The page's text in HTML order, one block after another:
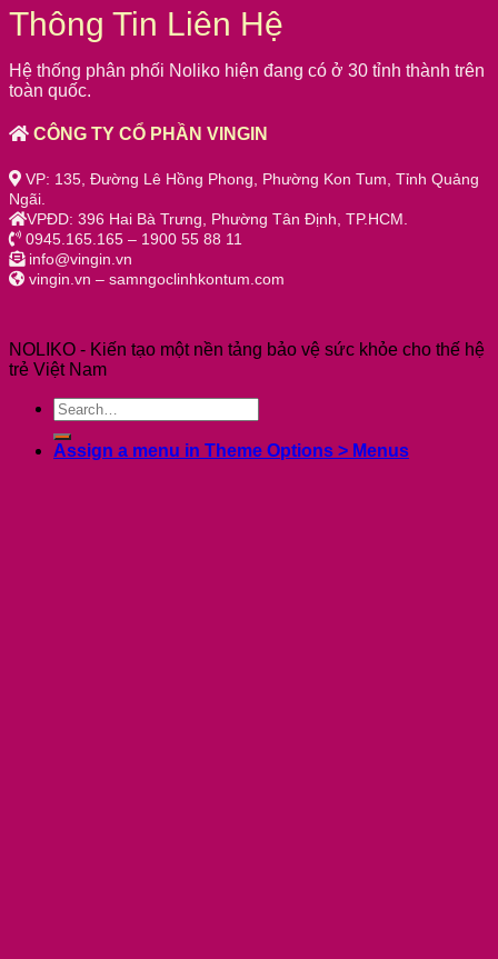
Thông Tin Liên Hệ
Hệ thống phân phối Noliko hiện đang có ở 30 tỉnh thành trên
toàn quốc.
CÔNG TY CỔ PHẦN VINGIN
VP: 135, Đường Lê Hồng Phong, Phường Kon Tum, Tỉnh Quảng
Ngãi.
VPĐD: 396 Hai Bà Trưng, Phường Tân Định, TP.HCM.
0945.165.165 – 1900 55 88 11
info@vingin.vn
vingin.vn – samngoclinhkontum.com
NOLIKO - Kiến tạo một nền tảng bảo vệ sức khỏe cho thế hệ
trẻ Việt Nam
Assign a menu in Theme Options > Menus